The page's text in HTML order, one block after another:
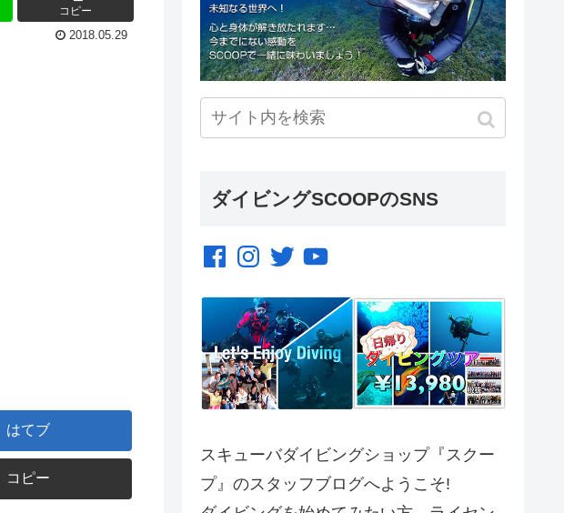
コピー
2018.05.29
はてブ
コピー
ダイビングSCOOPのSNS
FacebookInstagram
TwitterYouTube
スキューバダイビングショップ『スクー
プ』のスタッフブログへようこそ!